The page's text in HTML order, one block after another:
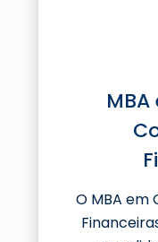
O MBA em